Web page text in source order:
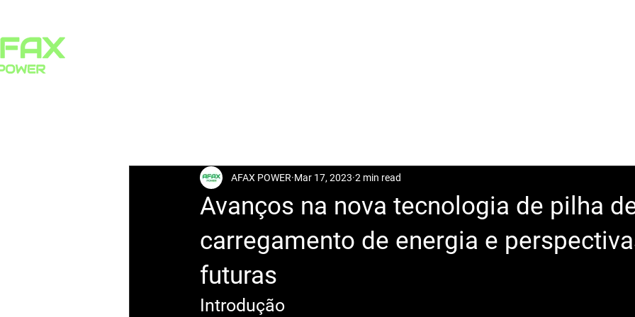
Avanços na nova tecnologia de pilha
carregamento de energia e
futuras
AFAX POWER Mar 17, 2023 2 min read
Introdução